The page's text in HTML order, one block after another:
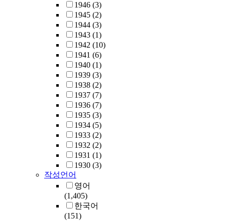
1946 (3)
1945 (2)
1944 (3)
1943 (1)
1942 (10)
1941 (6)
1940 (1)
1939 (3)
1938 (2)
1937 (7)
1936 (7)
1935 (3)
1934 (5)
1933 (2)
1932 (2)
1931 (1)
1930 (3)
작성언어
영어
(1,405)
한국어
(151)